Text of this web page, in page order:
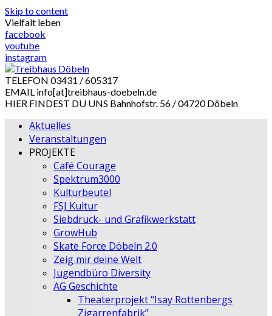
Skip to content
Vielfalt leben
facebook
youtube
instagram
TELEFON 03431 / 605317
EMAIL info[at]treibhaus-doebeln.de
HIER FINDEST DU UNS Bahnhofstr. 56 / 04720 Döbeln
Aktuelles
Veranstaltungen
PROJEKTE
Café Courage
Spektrum3000
Kulturbeutel
FSJ Kultur
Siebdruck- und Grafikwerkstatt
GrowHub
Skate Force Döbeln 2.0
Zeig mir deine Welt
Jugendbüro Diversity
AG Geschichte
Theaterprojekt “Isay Rottenbergs
Zigarrenfabrik”